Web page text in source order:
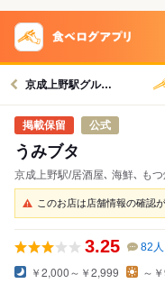
京成上野駅グルメへ
公式
うみブタ
京成上野駅/居酒屋､ 海鮮､ もつ
このお店は店舗情報の確認
3.25 82 人
￥2,000～￥2,999 ～